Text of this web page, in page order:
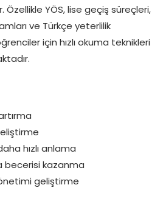
Özellikle YÖS, lise geçiş süreçleri,
ve Türkçe yeterlilik
için hızlı okuma teknikleri
hızlı anlama
becerisi kazanma
geliştirme